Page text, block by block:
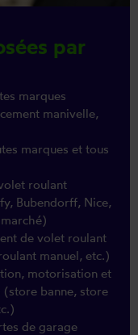
par
marques
manivelle,
marques et tous
roulant
Bubendorff, Nice,
de volet roulant
manuel, etc.)
motorisation et
banne, store
de garage